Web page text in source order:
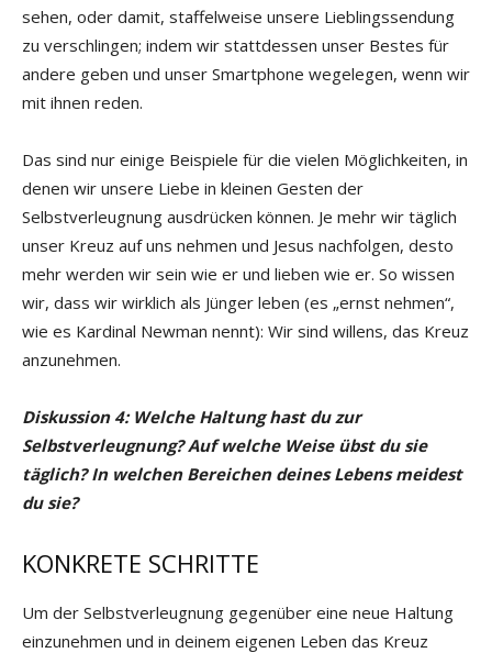
sehen, oder damit, staffelweise unsere Lieblingssendung
zu verschlingen; indem wir stattdessen unser Bestes für
andere geben und unser Smartphone wegelegen, wenn wir
mit ihnen reden.
Das sind nur einige Beispiele für die vielen Möglichkeiten, in
denen wir unsere Liebe in kleinen Gesten der
Selbstverleugnung ausdrücken können. Je mehr wir täglich
unser Kreuz auf uns nehmen und Jesus nachfolgen, desto
mehr werden wir sein wie er und lieben wie er. So wissen
wir, dass wir wirklich als Jünger leben (es „ernst nehmen“,
wie es Kardinal Newman nennt): Wir sind willens, das Kreuz
anzunehmen.
Diskussion 4: Welche Haltung hast du zur
Selbstverleugnung? Auf welche Weise übst du sie
täglich? In welchen Bereichen deines Lebens meidest
du sie?
KONKRETE SCHRITTE
Um der Selbstverleugnung gegenüber eine neue Haltung
einzunehmen und in deinem eigenen Leben das Kreuz